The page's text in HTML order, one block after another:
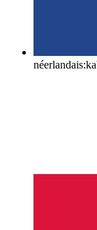
néerlandais: